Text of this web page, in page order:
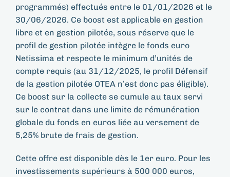
programmés) effectués entre le 01/01/2026 et le
30/06/2026. Ce boost est applicable en gestion
libre et en gestion pilotée, sous réserve que le
profil de gestion pilotée intègre le fonds euro
Netissima et respecte le minimum d’unités de
compte requis (au 31/12/2025, le profil Défensif
de la gestion pilotée OTEA n’est donc pas éligible).
Ce boost sur la collecte se cumule au taux servi
sur le contrat dans une limite de rémunération
globale du fonds en euros liée au versement de
5,25% brute de frais de gestion.
Cette offre est disponible dès le 1er euro. Pour les
investissements supérieurs à 500 000 euros,